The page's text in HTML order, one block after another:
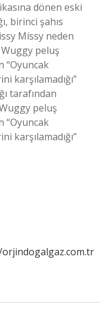
dönen eski
birinci şahıs
Missy neden
Wuggy peluş
“Oyuncak
karşılamadığı”
tarafından
peluş
“Oyuncak
karşılamadığı”